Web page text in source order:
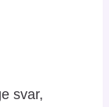
svar,